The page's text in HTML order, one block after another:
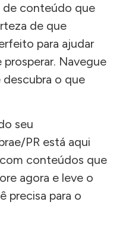
conteúdo que
de que
para ajudar
Navegue
descubra o que
seu
PR está aqui
conteúdos que
agora e leve o
precisa para o